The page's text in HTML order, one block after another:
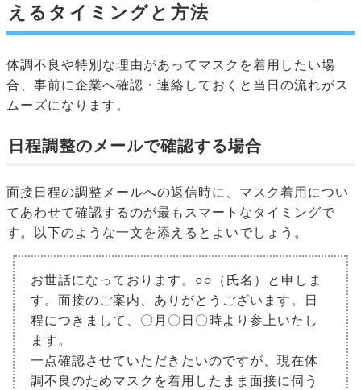
えるタイミングと方法
体調不良や特別な理由があってマスクを着用したい場
合、事前に企業へ確認・連絡しておくと当日の流れがス
ムーズになります。
日程調整のメールで確認する場合
面接日程の調整メールへの返信時に、マスク着用につい
てあわせて確認するのが最もスマートなタイミングで
す。以下のような一文を添えるとよいでしょう。
お世話になっております。○○（氏名）と申しま
す。面接のご案内、ありがとうございます。日
程につきまして、〇月〇日〇時より参上いたし
ます。
一点確認させていただきたいのですが、現在体
調不良のためマスクを着用したまま面接に伺う